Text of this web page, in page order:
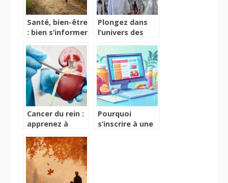
Santé, bien-être
: bien s’informer
Plongez dans
l’univers des
CBD : relaxation
et saveurs
exquises
Cancer du rein :
apprenez à
symptômes
Pourquoi
s’inscrire à une